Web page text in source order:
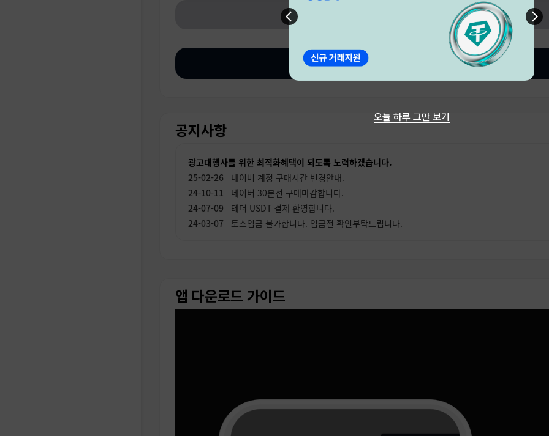
주문하기
공지사항
광고대행사를 위한 최적화혜택이 되도록 노력하겠습니다.
네이버 계정 구매시간 변경안내.
네이버 30분전 구매마감합니다.
테더 USDT 결제 환영합니다.
토스입금 불가합니다. 입금전 확인부탁드립니다.
인스타그램 계정 하루전 예약 부탁드립니다.
네이트 계정 판매중지합니다. 앞으로도 재입고하지 않을 예정입니다.
인스타그램 블루뱃지 인증계정 판매중지합니다.
앱 다운로드 가이드
오늘 하루 그만 보기